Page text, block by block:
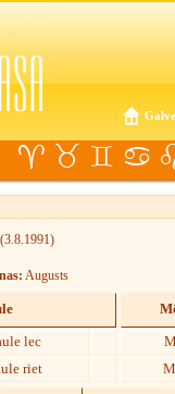
(3.8.1991)
Augusts
lec
riet